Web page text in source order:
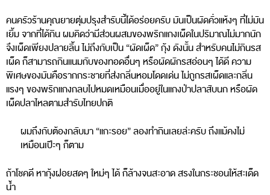
คนครัวร้านคุณยายตุ่มปรุงสำรับนี้ได้อร่อยครับ มันเป็นผัดคั่วแห้งๆ ที่ไม่มัน
เยิ้ม จากที่ได้กิน ผมคิดว่ามีส่วนผสมของพริกแกงเผ็ดในปริมาณไม่มากนัก
จึงเผ็ดเพียงปลายลิ้น ไม่ถึงกับเป็น “ผัดเผ็ด” กุ้ง ดังนั้น สำหรับคนไม่กินรส
เผ็ด ก็สามารถกินแนมกับของทอดอื่นๆ หรือผัดผักรสอ่อนๆ ได้ดี ความ
พิเศษของมันคือรากกระชายที่ส่งกลิ่นหอมโดดเด่น ไม่ถูกรสเผ็ดและกลิ่น
แรงๆ ของพริกแกงกลบไปหมดเหมือนเมื่ออยู่ในแกงป่าปลาสับนก หรือผัด
เผ็ดปลาไหลตามสำรับไทยปกติ
ผมถึงกับต้องกลับมา “แกะรอย” ลองทำกินเลยล่ะครับ ถึงแม้คงไม่
เหมือนเป๊ะๆ ก็ตาม
ถ้าโชคดี หากุ้งฝอยสดๆ ใหม่ๆ ได้ ก็ล้างจนสะอาด สรงในกระชอนให้สะเด็ด
น้ำ